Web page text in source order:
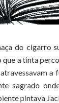
do cigarro
a tinta
a
sagrado
pintava